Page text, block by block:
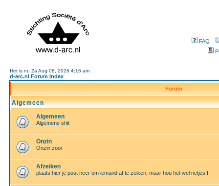
FAQ
Het is nu Za Aug 08, 2026 4:16 am
d-arc.nl Forum Index
Forum
Algemeen
Algemeen
Algemene shit
Onzin
Onzin zooi
Afzeiken
plaats hier je post neer om iemand af te zeiken, maar hou het wel netjes!!